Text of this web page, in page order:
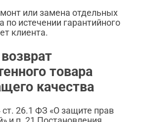
или замена отдельных
по истечении гарантийного
клиента.
товара
качества
ст. 26.1 ФЗ «О защите прав